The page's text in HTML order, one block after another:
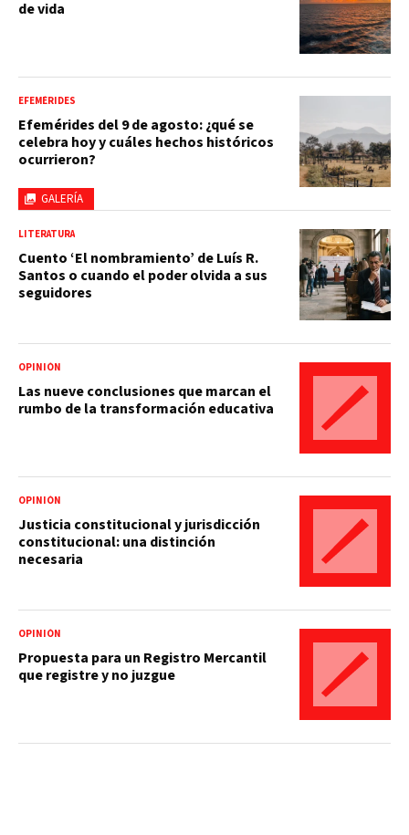
de vida
GALERÍA
EFEMÉRIDES
Efemérides del 9 de agosto: ¿qué se
celebra hoy y cuáles hechos históricos
ocurrieron?
LITERATURA
Cuento ‘El nombramiento’ de Luís R.
Santos o cuando el poder olvida a sus
seguidores
OPINIÓN
Las nueve conclusiones que marcan el
rumbo de la transformación educativa
OPINIÓN
Justicia constitucional y jurisdicción
constitucional: una distinción
necesaria
OPINIÓN
Propuesta para un Registro Mercantil
que registre y no juzgue